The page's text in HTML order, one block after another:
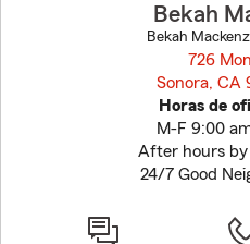
Bekah
Bekah
726
Sonora, CA
Horas de
M-F 9:00
After hours
24/7 Good